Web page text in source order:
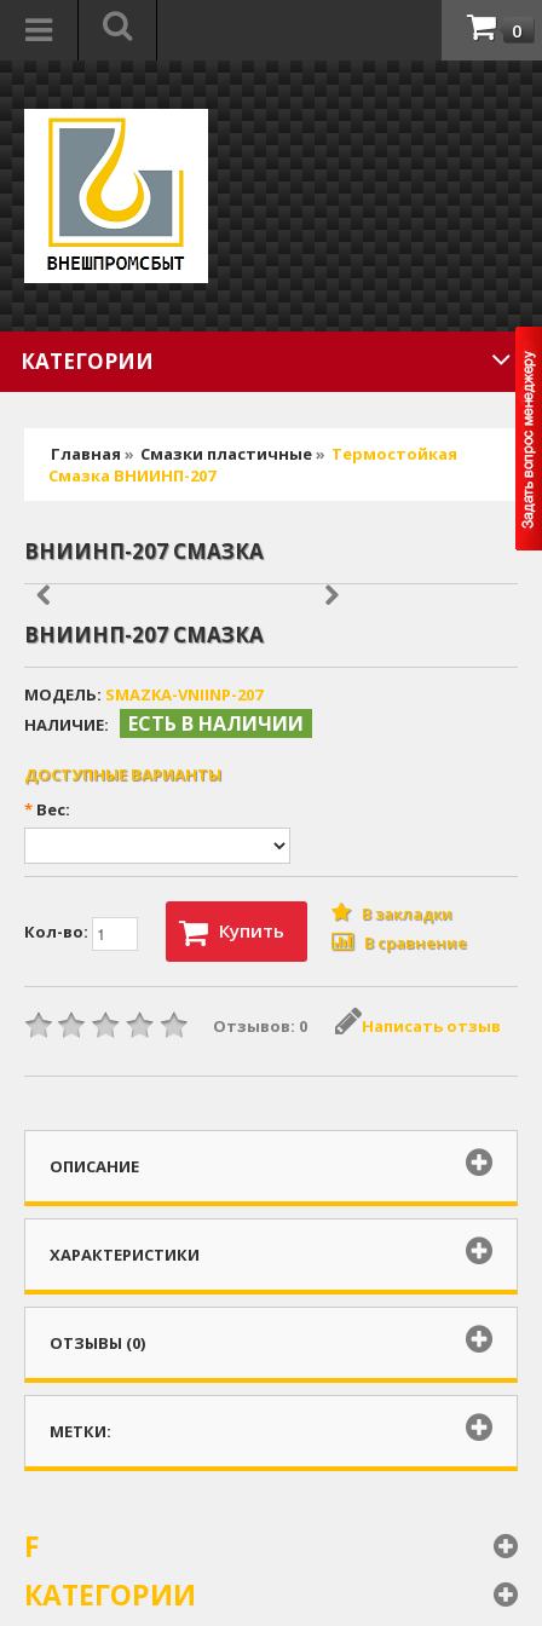
0
КАТЕГОРИИ
Главная » Смазки пластичные» Термостойкая
Смазка ВНИИНП-207
ВНИИНП-207 СМАЗКА
ВНИИНП-207 СМАЗКА
МОДЕЛЬ: SMAZKA-VNIINP-207
НАЛИЧИЕ:
ЕСТЬ В НАЛИЧИИ
ДОСТУПНЫЕ ВАРИАНТЫ
* Вес:
Кол-во: Купить
В закладки
В сравнение
Отзывов: 0 Написать отзыв
ОПИСАНИЕ
ХАРАКТЕРИСТИКИ
ОТЗЫВЫ (0)
МЕТКИ:
F
КАТЕГОРИИ